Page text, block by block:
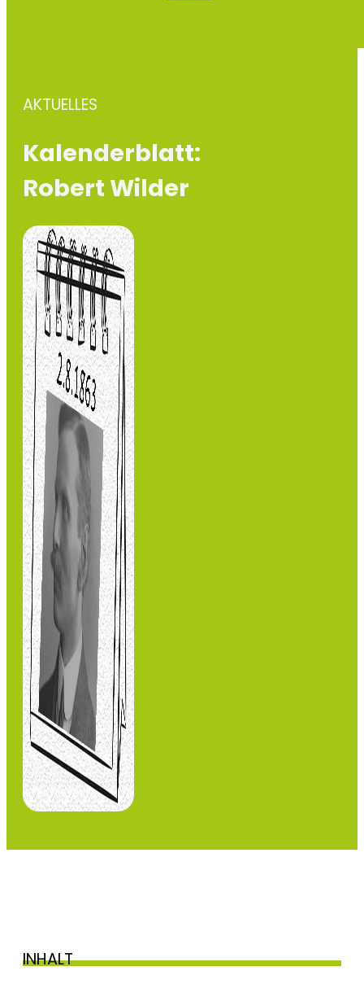
AKTUELLES
Kalenderblatt:
Robert Wilder
INHALT